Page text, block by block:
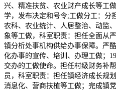
兴、精准扶贫、农业财产成长等工
学，发布决定和号令;工做分工：分
农科、农业统计、人居整治、动监
象等工做，科室职责：担任全面从
镇分析处事机构供给办事保障。严
化办事的宣传、培训、办理工做；
交办的工做使命。担任村级财务补
员，科室职责：担任镇经济成长规
消息化、营商扶植等工做；完成镇